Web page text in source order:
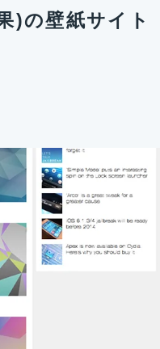
)の壁紙サイト